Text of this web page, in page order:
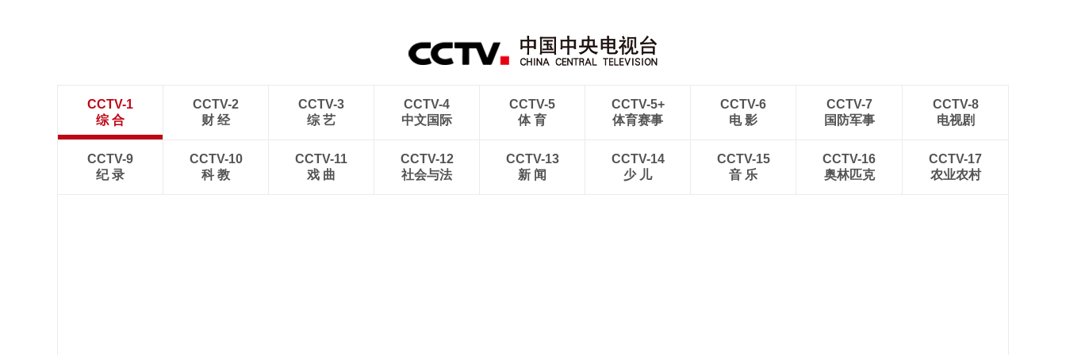
CCTV-1
综 合
CCTV-2
财 经
CCTV-3
综 艺
CCTV-4
中文国际
CCTV-5
体 育
CCTV-5+
体育赛事
CCTV-6
电 影
CCTV-7
国防军事
CCTV-8
电视剧
CCTV-9
纪 录
CCTV-10
科 教
CCTV-11
戏 曲
CCTV-12
社会与法
CCTV-13
新 闻
CCTV-14
少 儿
CCTV-15
音 乐
CCTV-16
奥林匹克
CCTV-17
农业农村